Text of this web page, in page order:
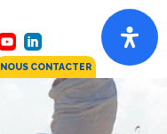
NOUS CONTACTER